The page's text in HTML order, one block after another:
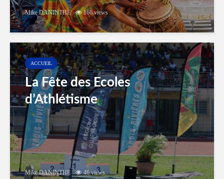
Mike DANINTHE 166 views
ACCUEIL
La Fête des Ecoles
d’Athlétisme
Mike DANINTHE 46 views